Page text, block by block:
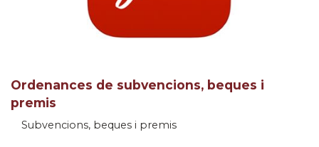
Ordenances de subvencions, beques i
premis
Subvencions, beques i premis